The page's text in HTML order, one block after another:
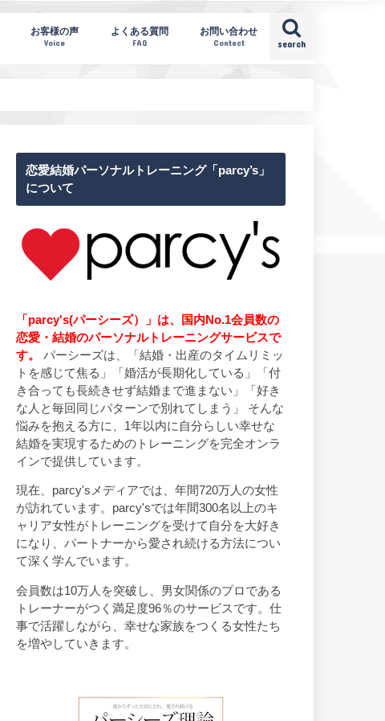
search
お客様の声
Voice
よくある質問
FAQ
お問い合わせ
Contact
恋愛結婚パーソナルトレーニング「parcy’s」
について
「parcy's(パーシーズ）」は、国内No.1会員数の
恋愛・結婚のパーソナルトレーニングサービスで
す。
パーシーズは、「結婚・出産のタイムリミッ
トを感じて焦る」「婚活が長期化している」「付
き合っても長続きせず結婚まで進まない」「好き
な人と毎回同じパターンで別れてしまう」 そんな
悩みを抱える方に、1年以内に自分らしい幸せな
結婚を実現するためのトレーニングを完全オンラ
インで提供しています。
現在、parcy'sメディアでは、年間720万人の女性
が訪れています。parcy'sでは年間300名以上のキ
ャリア女性がトレーニングを受けて自分を大好き
になり、パートナーから愛され続ける方法につい
て深く学んでいます。
会員数は10万人を突破し、男女関係のプロである
トレーナーがつく満足度96％のサービスです。仕
事で活躍しながら、幸せな家族をつくる女性たち
を増やしていきます。